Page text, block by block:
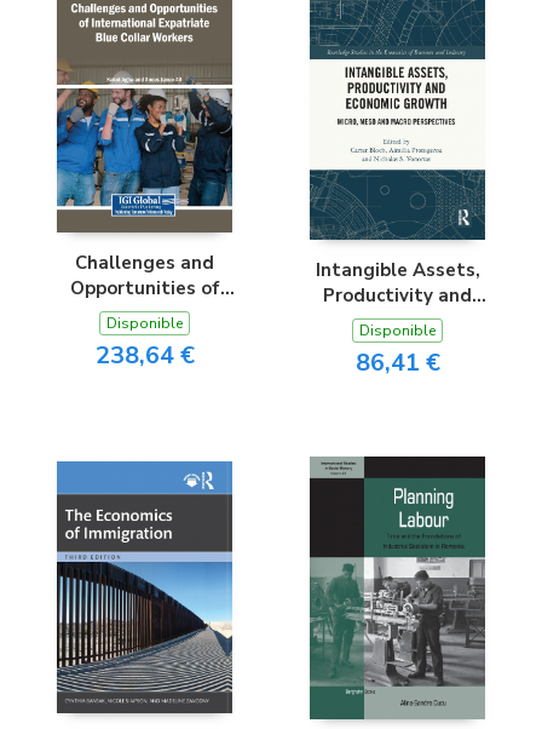
Challenges and
Opportunities of
International
Expatriate Blue Collar
Workers
Disponible
238,64 €
Intangible Assets,
Productivity and
Economic Growth
Disponible
86,41 €